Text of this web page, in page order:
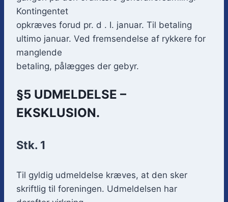
Kontingentet
opkræves forud pr. d . I. januar. Til betaling
ultimo januar. Ved fremsendelse af rykkere for
manglende
betaling, pålægges der gebyr.
§5 UDMELDELSE –
EKSKLUSION.
Stk. 1
Til gyldig udmeldelse kræves, at den sker
skriftlig til foreningen. Udmeldelsen har